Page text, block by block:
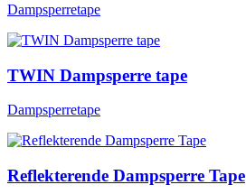
Dampsperretape
TWIN Dampsperre tape
Dampsperretape
Reflekterende Dampsperre Tape